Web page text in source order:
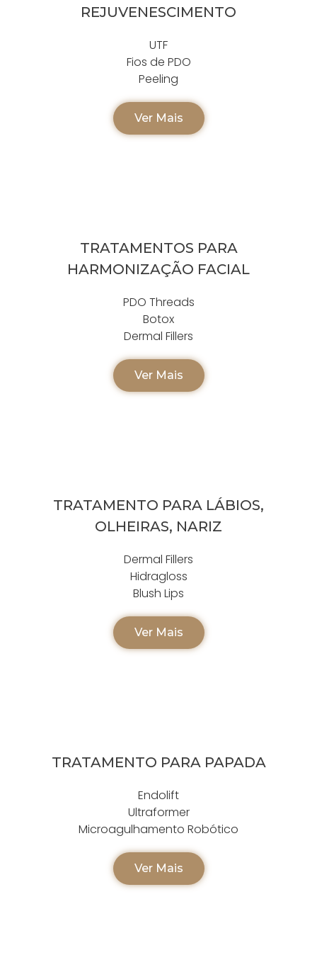
REJUVENESCIMENTO
UTF
Fios de PDO
Peeling
Ver Mais
TRATAMENTOS PARA
HARMONIZAÇÃO FACIAL
PDO Threads
Botox
Dermal Fillers
Ver Mais
TRATAMENTO PARA LÁBIOS,
OLHEIRAS, NARIZ
Dermal Fillers
Hidragloss
Blush Lips
Ver Mais
TRATAMENTO PARA PAPADA
Endolift
Ultraformer
Microagulhamento Robótico
Ver Mais